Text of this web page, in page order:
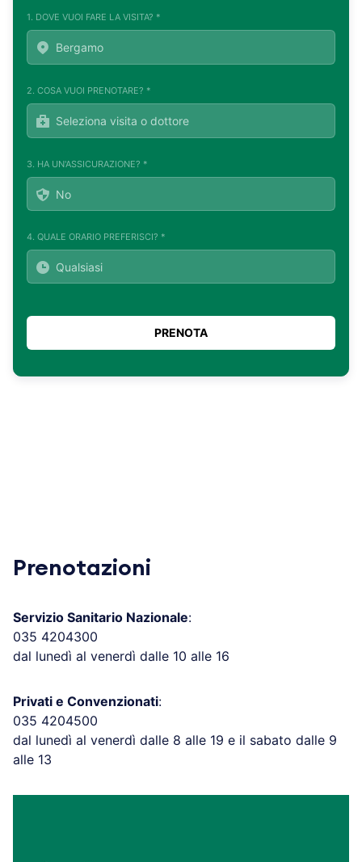
1. DOVE VUOI FARE LA VISITA? *
2. COSA VUOI PRENOTARE? *
3. HA UN'ASSICURAZIONE? *
4. QUALE ORARIO PREFERISCI? *
Prenotazioni
Servizio Sanitario Nazionale:
035 4204300
dal lunedì al venerdì dalle 10 alle 16
Privati e Convenzionati:
035 4204500
dal lunedì al venerdì dalle 8 alle 19 e il sabato dalle 9
alle 13